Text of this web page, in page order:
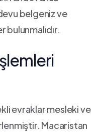
belgeniz ve
bulunmalıdır.
evraklar mesleki ve
Macaristan